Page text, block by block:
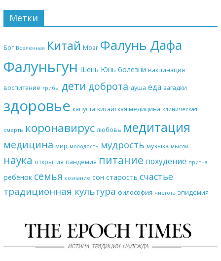
Метки
Бог Вселенная Китай Мозг Фалунь Дафа
Фалуньгун Шень Юнь болезни вакцинация
воспитание грибы дети доброта душа еда загадки
здоровье капуста китайская медицина клиническая
смерть коронавирус любовь медитация
медицина мир молодость мудрость музыка мысли
наука открытия пандемия питание похудение притча
ребёнок семья сознание сон старость счастье
традиционная культура философия чистота эпидемия